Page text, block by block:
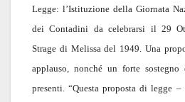
Legge: l’Istituzione della Giornata
dei Contadini da celebrarsi il 29
Strage di Melissa del 1949. Una
applauso, nonché un forte
presenti. “Questa proposta di legge